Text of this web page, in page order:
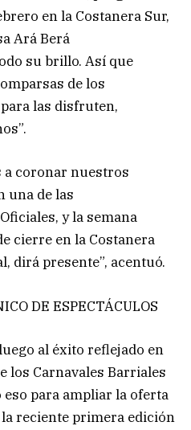
en la Costanera Sur,
Ará Berá
su brillo. Así que
de los
las disfruten,
a coronar nuestros
una de las
y la semana
cierre en la Costanera
dirá presente”, acentuó.
DE ESPECTÁCULOS
al éxito reflejado en
los Carnavales Barriales
para ampliar la oferta
reciente primera edición